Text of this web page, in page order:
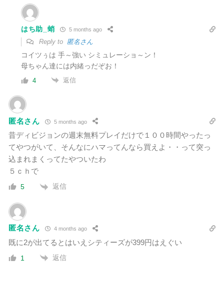
はち助_蛸 5 months ago
Reply to 匿名さん
コイツぅは 手～強い シミュレーショ～ン！
母ちゃん達には内緒っだぞお！
4 返信
匿名さん 5 months ago
昔ディビジョンの週末無料プレイだけで１００時間やったっ
てやつがいて、そんなにハマってんなら買えよ・・って突っ
込まれまくってたやついたわ
５ｃｈで
5 返信
匿名さん 4 months ago
既に2が出てるとはいえシティーズが399円はえぐい
1 返信